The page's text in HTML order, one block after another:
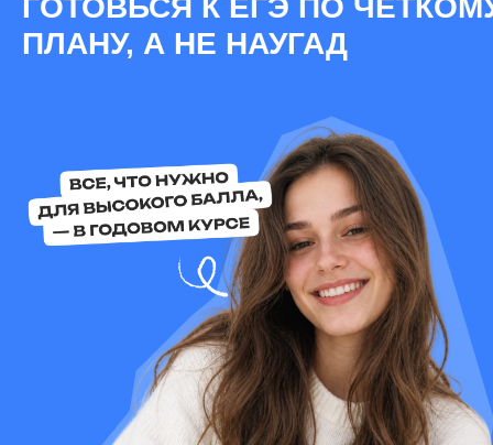
Русский язык Математика
ПРОФИЛЬНАЯ МАТЕМАТИКА | ЕГЭ
курс
РУССКИЙ
ЕГЭ 2027